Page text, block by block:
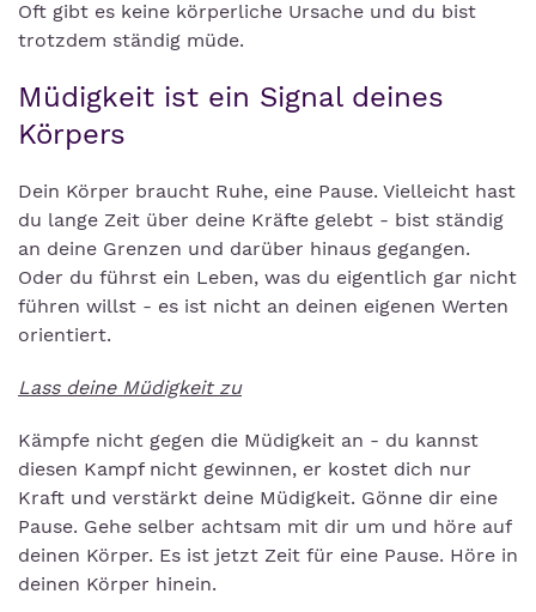
Oft gibt es keine körperliche Ursache und du bist
trotzdem ständig müde.
Müdigkeit ist ein Signal deines
Körpers
Dein Körper braucht Ruhe, eine Pause. Vielleicht hast
du lange Zeit über deine Kräfte gelebt - bist ständig
an deine Grenzen und darüber hinaus gegangen.
Oder du führst ein Leben, was du eigentlich gar nicht
führen willst - es ist nicht an deinen eigenen Werten
orientiert.
Lass deine Müdigkeit zu
Kämpfe nicht gegen die Müdigkeit an - du kannst
diesen Kampf nicht gewinnen, er kostet dich nur
Kraft und verstärkt deine Müdigkeit. Gönne dir eine
Pause. Gehe selber achtsam mit dir um und höre auf
deinen Körper. Es ist jetzt Zeit für eine Pause. Höre in
deinen Körper hinein.